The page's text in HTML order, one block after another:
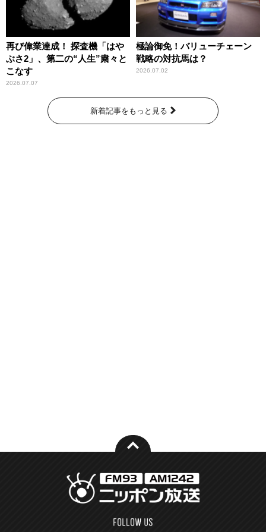
再び偉業達成！ 探査機「はや
ぶさ2」、第二の“人生”粛々と
こなす
2026.07.07
極論御免！バリューチェーン
戦略の対抗馬は？
2026.07.02
新着記事をもっと見る